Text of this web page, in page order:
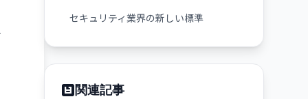
セキュリティ業界の新しい標準
関連記事